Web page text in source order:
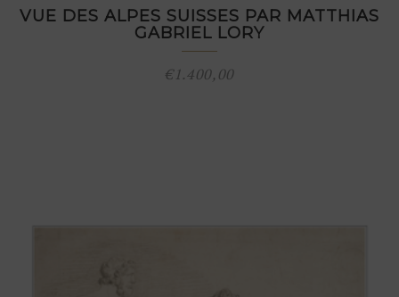
VUE DES ALPES SUISSES PAR MATTHIAS
GABRIEL LORY
€1.400,00